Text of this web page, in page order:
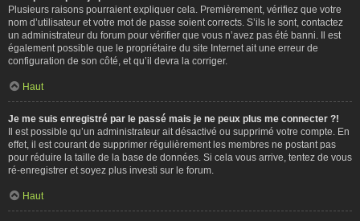
Plusieurs raisons pourraient expliquer cela. Premièrement, vérifiez que votre
nom d’utilisateur et votre mot de passe soient corrects. S’ils le sont, contactez
un administrateur du forum pour vérifier que vous n’avez pas été banni. Il est
également possible que le propriétaire du site Internet ait une erreur de
configuration de son côté, et qu’il devra la corriger.
Haut
Je me suis enregistré par le passé mais je ne peux plus me connecter ?!
Il est possible qu’un administrateur ait désactivé ou supprimé votre compte. En
effet, il est courant de supprimer régulièrement les membres ne postant pas
pour réduire la taille de la base de données. Si cela vous arrive, tentez de vous
ré-enregistrer et soyez plus investi sur le forum.
Haut